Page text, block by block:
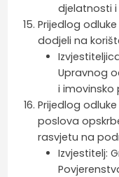
djelatnosti
Prijedlog
dodjeli na
Upravnog
i imovinsko
Prijedlog
poslova
rasvjetu na
Izvjestitelj: